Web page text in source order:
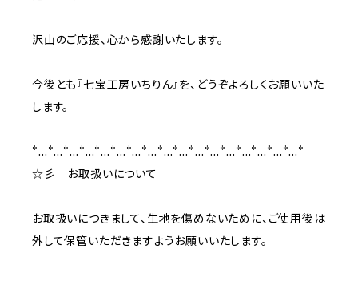
沢山のご応援、心から感謝いたします。
今後とも『七宝工房いちりん』を、どうぞよろしくお願いいた
します。
*…*…*…*…*…*…*…*…*…*…*…*…*…*…*…*…*…*
☆彡 お取扱いについて
お取扱いにつきまして、生地を傷めないために、ご使用後は
外して保管いただきますようお願いいたします。